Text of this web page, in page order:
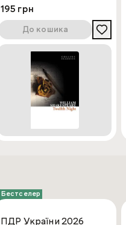
195 грн
До кошика
Бестселер
ПДР України 2026